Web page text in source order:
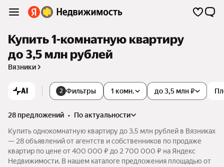
Купить 1-комнатную квартиру
до 3,5 млн рублей
Вязники
AI 2 Фильтры 1 комн. до 3,5 млн ₽
28 предложений •
по актуальности
Купить однокомнатную квартиру до 3,5 млн рублей в Вязниках
— 28 объявлений от агентств и собственников по продаже
квартир по цене от 400 000 ₽ до 2 700 000 ₽ на Яндекс
Недвижимости. В нашем каталоге предложения площадью от